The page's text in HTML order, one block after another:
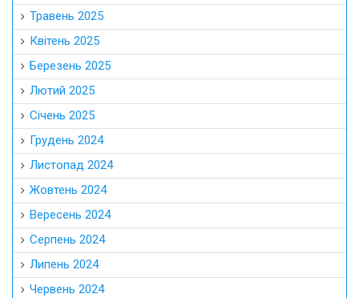
Травень 2025
Квітень 2025
Березень 2025
Лютий 2025
Січень 2025
Грудень 2024
Листопад 2024
Жовтень 2024
Вересень 2024
Серпень 2024
Липень 2024
Червень 2024